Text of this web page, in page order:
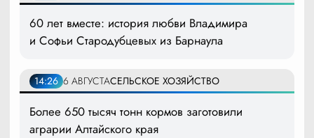
60 лет вместе: история любви Владимира
и Софьи Стародубцевых из Барнаула
14:26 6 АВГУСТАСЕЛЬСКОЕ ХОЗЯЙСТВО
Более 650 тысяч тонн кормов заготовили
аграрии Алтайского края